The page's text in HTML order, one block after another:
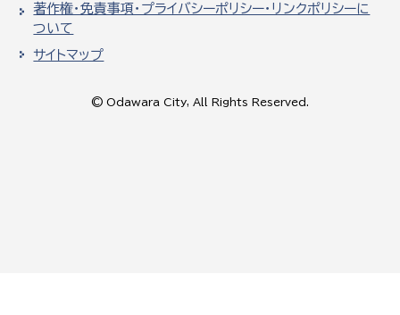
著作権・免責事項・プライバシーポリシー・リンクポリシーに
ついて
サイトマップ
© Odawara City, All Rights Reserved.